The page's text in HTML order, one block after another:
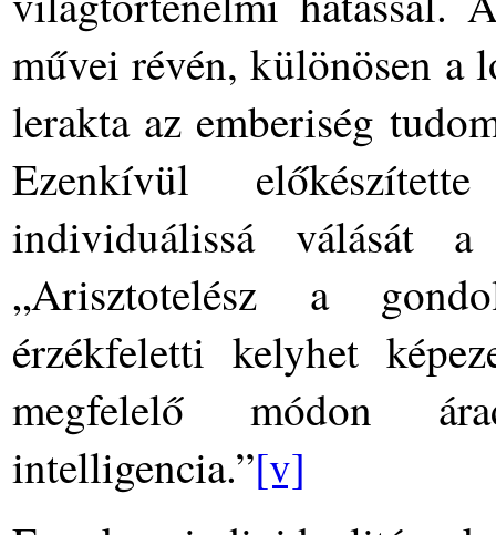
művei révén, különösen a
lerakta az emberiség
Ezenkívül
individuálissá válását
„Arisztotelész a
érzékfeletti kelyhet
megfelelő módon
intelligencia.”[v]